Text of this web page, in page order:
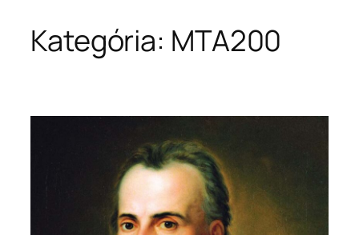
UgrásKategória: MTA200